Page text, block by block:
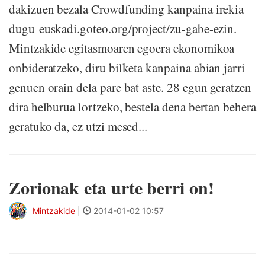
dakizuen bezala Crowdfunding kanpaina irekia
dugu euskadi.goteo.org/project/zu-gabe-ezin.
Mintzakide egitasmoaren egoera ekonomikoa
onbideratzeko, diru bilketa kanpaina abian jarri
genuen orain dela pare bat aste. 28 egun geratzen
dira helburua lortzeko, bestela dena bertan behera
geratuko da, ez utzi mesed...
Zorionak eta urte berri on!
Mintzakide 2014-01-02 10:57